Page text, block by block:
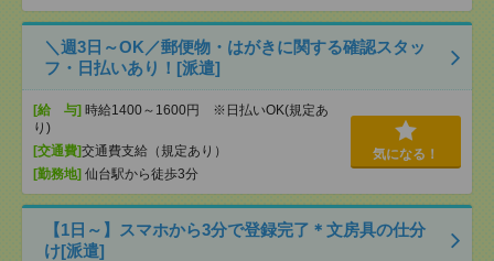
＼週3日～OK／郵便物・はがきに関する確認スタッ
フ・日払いあり！[派遣]
[給 与] 時給1400～1600円 ※日払いOK(規定あ
り)
[交通費]交通費支給（規定あり）
[勤務地] 仙台駅から徒歩3分
気になる！
【1日～】スマホから3分で登録完了＊文房具の仕分
け[派遣]